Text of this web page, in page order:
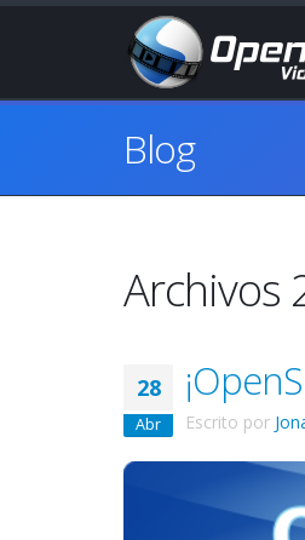
Blog
Archivos
28
Abr Escrito por